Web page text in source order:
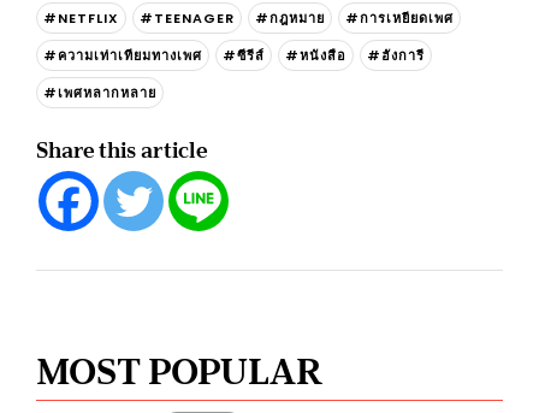
#NETFLIX
#TEENAGER #กฎหมาย
#การเหยียดเพศ
#ความเท่าเทียมทางเพศ
#ซีรีส์ #หนังสือ
#ฮังการี
#เพศหลากหลาย
Share this article
MOST POPULAR